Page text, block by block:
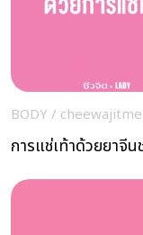
BODY /
การแช่เท้าด้วยยาจี